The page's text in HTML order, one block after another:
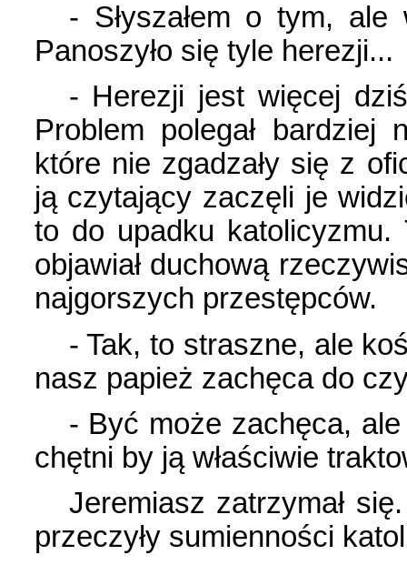
- Słyszałem o tym,
Panoszyło się tyle herezji...
- Herezji jest więcej
Problem polegał bardziej
które nie zgadzały się z
ją czytający zaczęli je
to do upadku katolicyzmu.
objawiał duchową
najgorszych przestępców.
- Tak, to straszne, ale
nasz papież zachęca do
- Być może zachęca,
chętni by ją właściwie
Jeremiasz zatrzymał
przeczyły sumienności